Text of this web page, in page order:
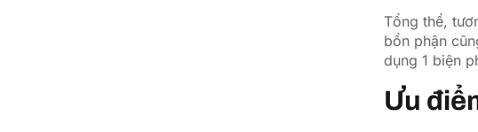
Tổng thể,
bổn phận
dụng 1 biện
Ưu